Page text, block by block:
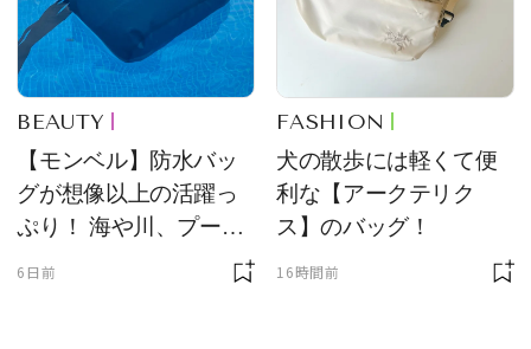
BEAUTY
【モンベル】防水バッ
グが想像以上の活躍っ
ぷり！ 海や川、プール
6日前
FASHION
犬の散歩には軽くて便
利な【アークテリク
ス】のバッグ！
16時間前